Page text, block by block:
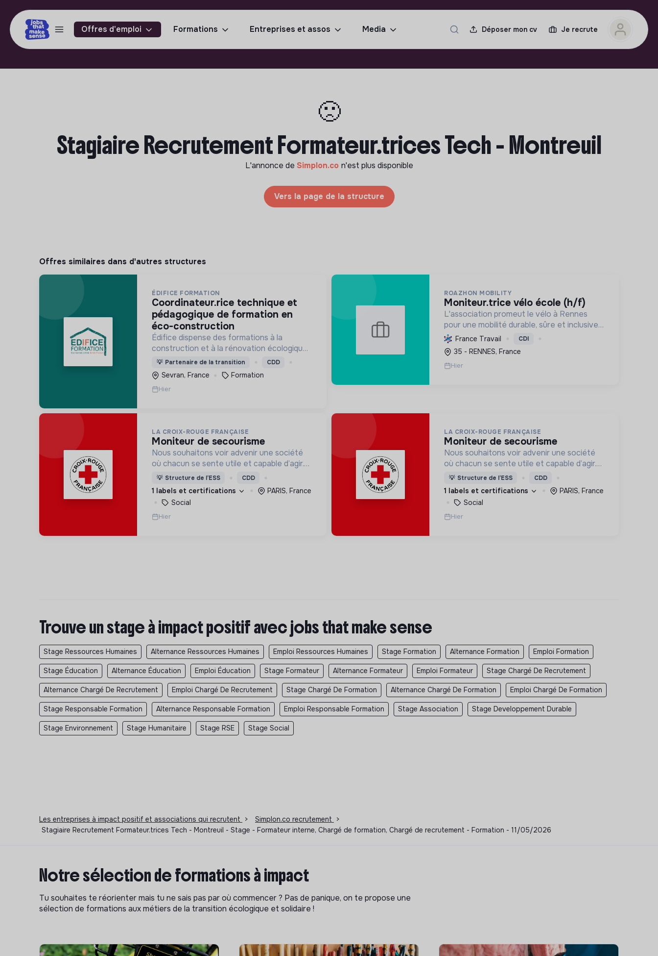
Offres d'emploi Formations Entreprises et assos Media Déposer mon cv Je recrute
🙁
Stagiaire Recrutement Formateur.trices Tech - Montreuil
L'annonce de Simplon.co n'est plus disponible
Vers la page de la structure
Offres similaires dans d'autres structures
ÉDIFICE FORMATION
coordinateur.rice technique et
pédagogique de formation en
éco-construction
Édifice dispense des formations à la
construction et à la rénovation écologiques
et au réemploi dans le bâtiment. Nos
formations s'adressent à des personnes en
activité et des demandeurs d'emploi.
💡 Partenaire de la transition CDD
Sevran, France Formation
Hier
ROAZHON MOBILITY
moniteur.trice vélo école (h/f)
L'association promeut le vélo à Rennes
pour une mobilité durable, sûre et inclusive.
Elle enseigne la pratique et la sécurité,
favorisant l'autonomie et l'écologie.
France Travail CDI
35 - RENNES, France
Hier
LA CROIX-ROUGE FRANÇAISE
moniteur de secourisme
Nous souhaitons voir advenir une société
où chacun se sente utile et capable d’agir.
Pour cela, nous proposons des moyens et
des lieux d’engagement innovants et
adaptés à tous.
💡 Structure de l’ESS CDD
1 labels et certifications
PARIS, France
Social
Hier
LA CROIX-ROUGE FRANÇAISE
moniteur de secourisme
Nous souhaitons voir advenir une société
où chacun se sente utile et capable d’agir.
Pour cela, nous proposons des moyens et
des lieux d’engagement innovants et
adaptés à tous.
💡 Structure de l’ESS CDD
1 labels et certifications
PARIS, France
Social
Hier
Trouve un stage à impact positif avec jobs that make sense
Stage Ressources Humaines Alternance Ressources Humaines Emploi Ressources Humaines Stage Formation Alternance Formation Emploi Formation
Stage Éducation Alternance Éducation Emploi Éducation Stage Formateur Alternance Formateur Emploi Formateur Stage Chargé De Recrutement
Alternance Chargé De Recrutement Emploi Chargé De Recrutement Stage Chargé De Formation Alternance Chargé De Formation Emploi Chargé De Formation
Stage Responsable Formation Alternance Responsable Formation Emploi Responsable Formation Stage Association Stage Developpement Durable
Stage Environnement Stage Humanitaire Stage RSE Stage Social
Les entreprises à impact positif et associations qui recrutent > Simplon.co recrutement
>
Stagiaire Recrutement Formateur.trices Tech - Montreuil - Stage - Formateur interne, Chargé de formation, Chargé de recrutement - Formation - 11/05/2026
Notre sélection de formations à impact
Tu souhaites te réorienter mais tu ne sais pas par où commencer ? Pas de panique, on te propose une
sélection de formations aux métiers de la transition écologique et solidaire !